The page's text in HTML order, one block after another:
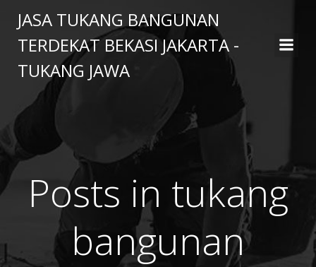
to
content
JASA TUKANG BANGUNAN
TERDEKAT BEKASI JAKARTA -
TUKANG JAWA
Posts in tukang
bangunan